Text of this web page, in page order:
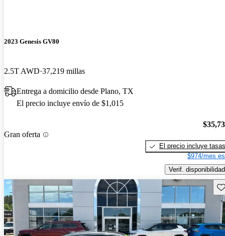
2023 Genesis GV80
2.5T AWD 37,219 millas
Entrega a domicilio desde Plano, TX
El precio incluye envío de $1,015
Gran oferta
El precio incluye tasas
$974/mes
Verif. disponibilidad